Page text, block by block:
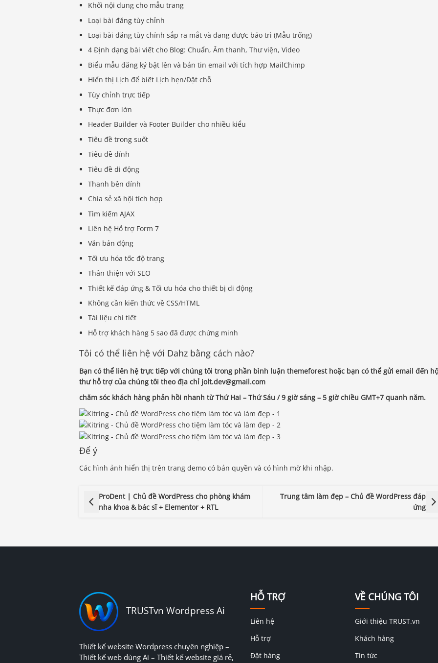
Khối nội dung cho mẫu trang
Loại bài đăng tùy chỉnh
Loại bài đăng tùy chỉnh sắp ra mắt và đang được bảo trì (Mẫu trống)
4 Định dạng bài viết cho Blog: Chuẩn, Âm thanh, Thư viện, Video
Biểu mẫu đăng ký bật lên và bản tin email với tích hợp MailChimp
Hiển thị Lịch để biết Lịch hẹn/Đặt chỗ
Tùy chỉnh trực tiếp
Thực đơn lớn
Header Builder và Footer Builder cho nhiều kiểu
Tiêu đề trong suốt
Tiêu đề dính
Tiêu đề di động
Thanh bên dính
Chia sẻ xã hội tích hợp
Tìm kiếm AJAX
Liên hệ Hỗ trợ Form 7
Văn bản động
Tối ưu hóa tốc độ trang
Thân thiện với SEO
Thiết kế đáp ứng & Tối ưu hóa cho thiết bị di động
Không cần kiến ​​thức về CSS/HTML
Tài liệu chi tiết
Hỗ trợ khách hàng 5 sao đã được chứng minh
Tôi có thể liên hệ với Dahz bằng cách nào?
Bạn có thể liên hệ trực tiếp với chúng tôi trong phần bình luận themeforest hoặc bạn có thể gửi email đến
thư hỗ trợ của chúng tôi theo địa chỉ jolt.dev@gmail.com
chăm sóc khách hàng phản hồi nhanh từ Thứ Hai – Thứ Sáu / 9 giờ sáng – 5 giờ chiều GMT+7 quanh năm.
Để ý
Các hình ảnh hiển thị trên trang demo có bản quyền và có hình mờ khi nhập.
ProDent | Chủ đề WordPress cho phòng khám
nha khoa & bác sĩ + Elementor + RTL
Trung tâm làm đẹp – Chủ đề WordPress đáp
ứng
TRUSTvn Wordpress Ai
Thiết kế website Wordpress chuyên nghiệp –
Thiết kế web dùng Ai – Thiết kế website giá rẻ,
HỖ TRỢ
Liên hệ
Hỗ trợ
Đặt hàng
VỀ CHÚNG TÔI
Giới thiệu TRUST.vn
Khách hàng
Tin tức